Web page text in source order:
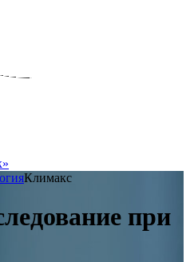
Климакс
при